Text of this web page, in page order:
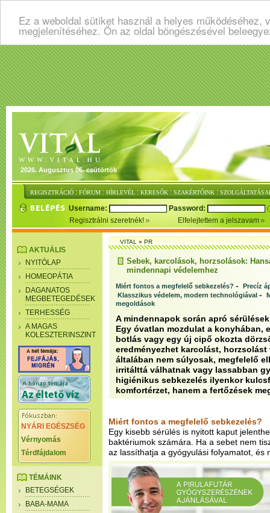
Ez a weboldal sütiket használ a helyes
megjelenítéséhez. Ön az oldal böngészésével
2026. Augusztus 06. csütörtök
REGISZTRÁCIÓ : FÓRUM : HÍRLEVÉL : KERESŐK : SZAKÉRTŐINK :
Username:
Password:
Regisztrálni szeretnék!
Elfelejtettem a jelszavam
AKTUÁLIS
NYITÓLAP
HOMEOPÁTIA
DAGANATOS
MEGBETEGEDÉSEK
TERHESSÉG
A MAGAS
KOLESZTERINSZINT
NYÁRI EGÉSZSÉG
Vérnyomás
Térdfájdalom
TÉMÁINK
BETEGSÉGEK
BABA-MAMA
VITAL»PR
Sebek, karcolások, horzsolások:
mindennapi védelemhez
Miért fontos a megfelelő sebkezelés? - Precíz
Klasszikus védelem, modern technológiával -
megoldások
A mindennapok során apró
Egy óvatlan mozdulat a konyhában,
botlás vagy egy új cipő okozta
eredményezhet karcolást,
általában nem súlyosak, megfelelő
irritálttá válhatnak vagy lassabban
higiénikus sebkezelés ilyenkor
komfortérzet, hanem a fertőzések
Miért fontos a megfelelő sebkezelés?
Egy kisebb sérülés is nyitott kaput
baktériumok számára. Ha a sebet nem
az lassíthatja a gyógyulási folyamatot, és